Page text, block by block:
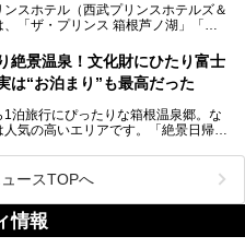
岩盤浴、一日中遊べるエンタメ施設
るスーパー銭湯が数多く揃っていま
ず。
内の人気施設26選を「安さ」「岩
的別に厳選して紹介します。
設を見つけて、最高のリフレッシュ
スホテル（西武プリンスホテルズ＆
「ザ・プリンス 箱根芦ノ湖」「芦
ホテル」と4軒あり、今回ご紹介する
ノ湖」は、その中でもフラッグシッ
られる特別なホテルです。
築家の一人、村野藤吾が芦ノ湖の畔
ホテルがここ。自家源泉の温泉や、
プリンスホテルズワールドワイド
箱根芦ノ湖のPR記事です。
絶景温泉！文化財にひたり富士
は“お泊まり”も最高だった
泊旅行にぴったりな箱根温泉郷。な
気の高いエリアです。「絶景日帰り
自慢の日帰り温泉。
「箱根 芦ノ湖畔蛸川温泉 龍宮殿」と
泊者は「龍宮殿本館」の営業時間に
泊者専用時間帯にも「龍宮殿本館」
す。
ースTOPへ
情報